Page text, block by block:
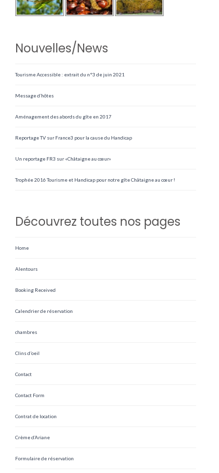
Nouvelles/News
Tourisme Accessible : extrait du n°3 de juin 2021
Message d’hôtes
Aménagement des abords du gîte en 2017
Reportage TV sur France3 pour la cause du Handicap
Un reportage FR3 sur «Châtaigne au cœur»
Trophée 2016 Tourisme et Handicap pour notre gîte Châtaigne au cœur !
Découvrez toutes nos pages
Home
Alentours
Booking Received
Calendrier de réservation
chambres
Clins d’oeil
Contact
Contact Form
Contrat de location
Crème d’Ariane
Formulaire de réservation